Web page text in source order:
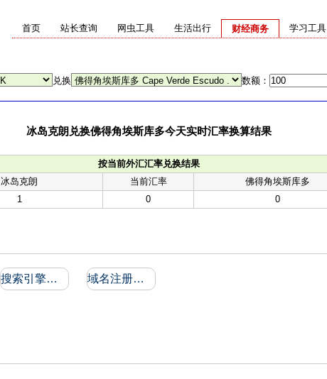
首页 站长查询 网虫工具 生活出行
财经商务
学习工具
兑换 数额：
冰岛克朗兑换佛得角埃斯库多今天实时汇率换算结果
按当前外汇汇率兑换结果
冰岛克朗
当前汇率
佛得角埃斯库多
1
0 0
搜索引擎收录和反向链接 域名注册信息